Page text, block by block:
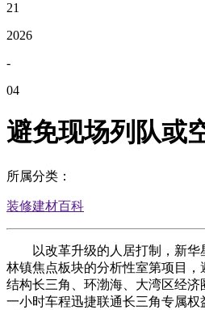
21
2026
-
04
避免现场列队或
所属分类：
装修建材百科
以改革升级的人居打制，新华
林镇焦点板块的分析性室第项目
结构长三角、环渤海、大湾区经
一小时车程迅捷联通长三角专属